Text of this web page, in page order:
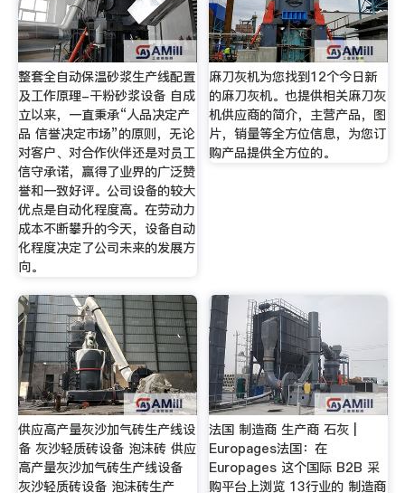
整套全自动保温砂浆生产线配置
及工作原理-干粉砂浆设备 自成
立以来，一直秉承“人品决定产
品 信誉决定市场”的原则，无论
对客户、对合作伙伴还是对员工
信守承诺，赢得了业界的广泛赞
誉和一致好评。公司设备的较大
优点是自动化程度高。在劳动力
成本不断攀升的今天，设备自动
化程度决定了公司未来的发展方
向。
麻刀灰机为您找到12个今日新
的麻刀灰机。也提供相关麻刀灰
机供应商的简介，主营产品，图
片，销量等全方位信息，为您订
购产品提供全方位的。
供应高产量灰沙加气砖生产线设
备 灰沙轻质砖设备 泡沫砖 供应
高产量灰沙加气砖生产线设备
灰沙轻质砖设备 泡沫砖生产
法国 制造商 生产商 石灰 |
Europages法国：在
Europages 这个国际 B2B 采
购平台上浏览 13行业的 制造商